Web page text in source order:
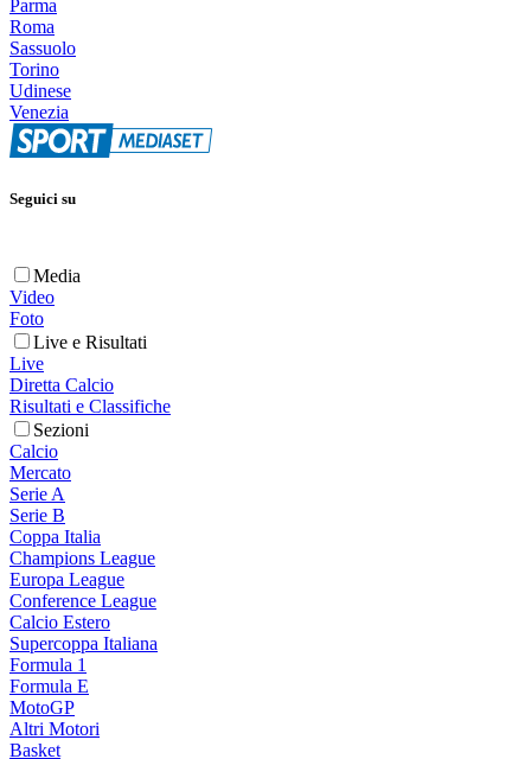
Parma
Roma
Sassuolo
Torino
Udinese
Venezia
Seguici su
Media
Video
Foto
Live e Risultati
Live
Diretta Calcio
Risultati e Classifiche
Sezioni
Calcio
Mercato
Serie A
Serie B
Coppa Italia
Champions League
Europa League
Conference League
Calcio Estero
Supercoppa Italiana
Formula 1
Formula E
MotoGP
Altri Motori
Basket